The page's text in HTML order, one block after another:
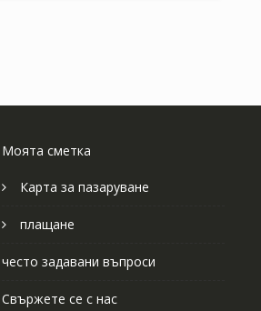
Моята сметка
Карта за пазаруване
плащане
често задавани въпроси
Свържете се с нас